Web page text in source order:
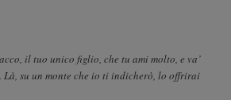
il tuo unico figlio, che tu ami molto, e va’
su un monte che io ti indicherò, lo offrirai